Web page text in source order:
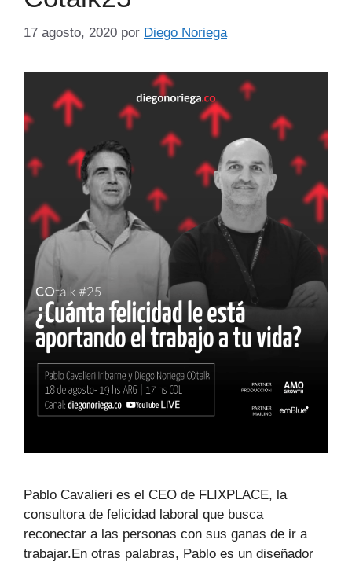
17 agosto, 2020 por Diego Noriega
Pablo Cavalieri es el CEO de FLIXPLACE, la
consultora de felicidad laboral que busca
reconectar a las personas con sus ganas de ir a
trabajar.En otras palabras, Pablo es un diseñador